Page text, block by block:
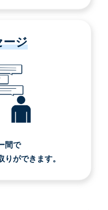
ジ
間で
りができます。